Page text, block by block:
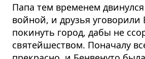
Папа тем временем
войной, и друзья уговорили
покинуть город, дабы не
святейшеством. Поначалу